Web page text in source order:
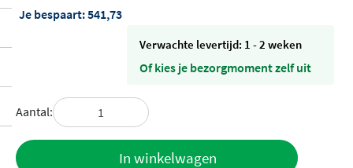
Je bespaart:541,73
Verwachte levertijd: 1 - 2 weken
Of kies je bezorgmoment zelf uit
Aantal:
In winkelwagen